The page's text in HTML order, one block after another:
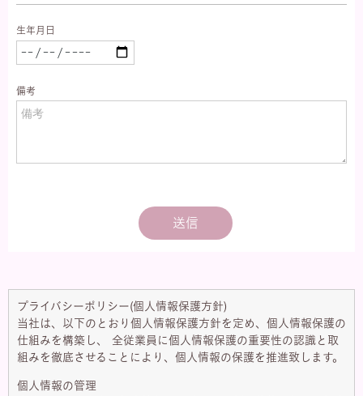
プライバシーポリシー(個人情報保護方針)
当社は、以下のとおり個人情報保護方針を定め、個人情報保護の
仕組みを構築し、 全従業員に個人情報保護の重要性の認識と取
組みを徹底させることにより、個人情報の保護を推進致します。
個人情報の管理